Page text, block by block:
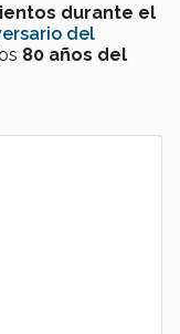
durante el
del
80 años del